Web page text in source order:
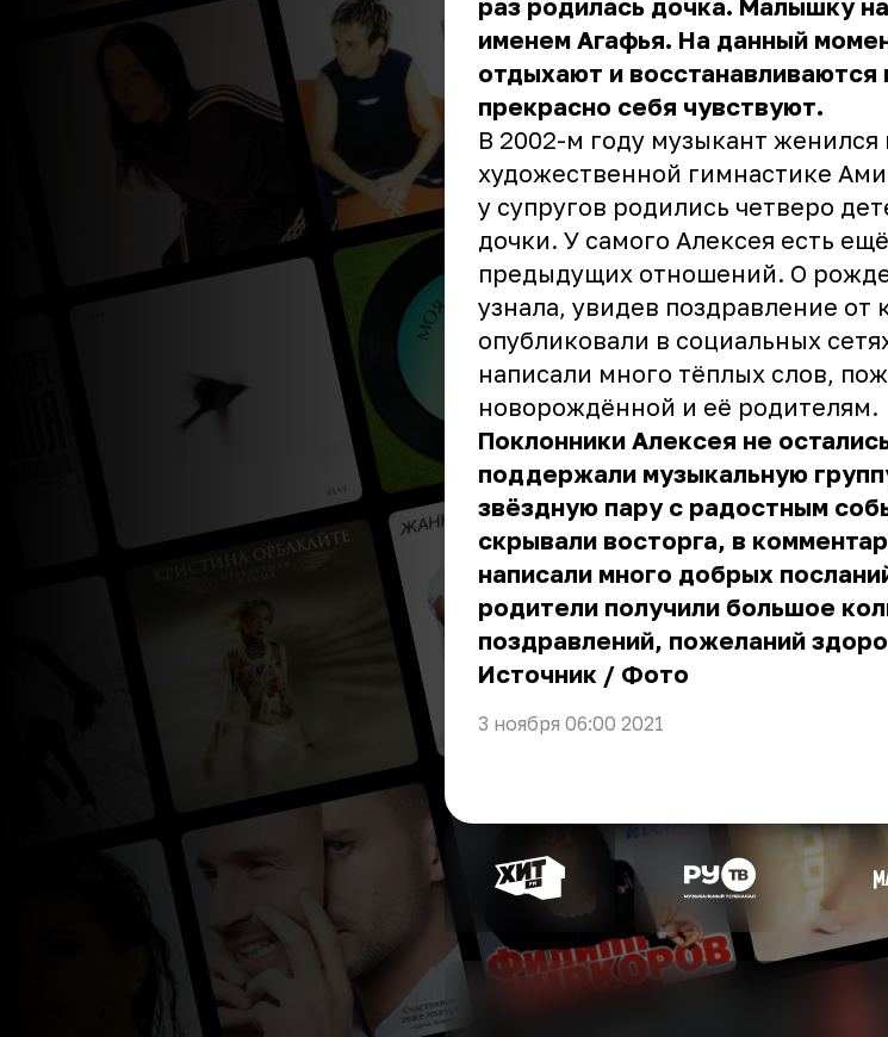
именем Агафья. На данный
отдыхают и
прекрасно себя чувствуют.
В 2002-м году музыкант
художественной гимнастике
у супругов родились четверо
дочки. У самого Алексея есть
предыдущих отношений. О
узнала, увидев поздравление от
опубликовали в социальных
написали много тёплых слов,
новорождённой и её родителям.
Поклонники Алексея не
поддержали музыкальную
звёздную пару с радостным
скрывали восторга, в
написали много добрых
родители получили большое
поздравлений, пожеланий
Источник / Фото
3 ноября 06:00 2021